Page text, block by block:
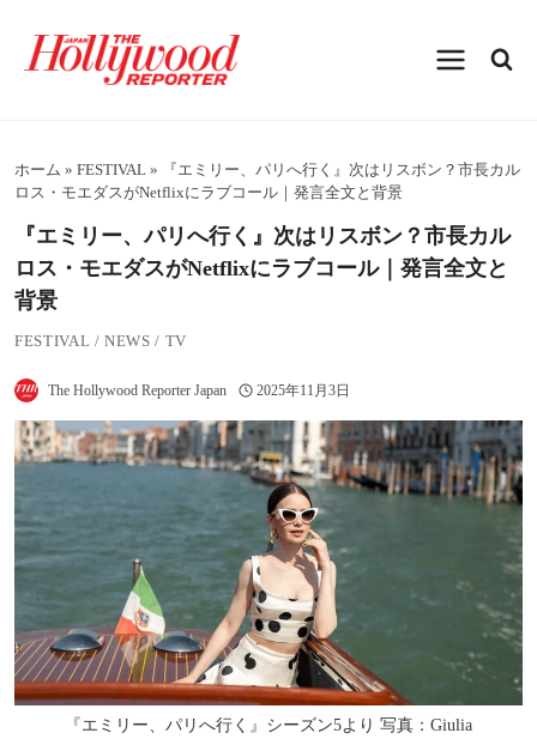
プホーム » FESTIVAL »
『エミリー、パリへ行く』次はリスボン？市長カル
ロス・モエダスがNetflixにラブコール｜発言全文と背景
『エミリー、パリへ行く』次はリスボン？市長カル
ロス・モエダスがNetflixにラブコール｜発言全文と
背景
FESTIVAL /NEWS / TV
The Hollywood Reporter Japan 2025年11月3日
『エミリー、パリへ行く』シーズン5より 写真：Giulia